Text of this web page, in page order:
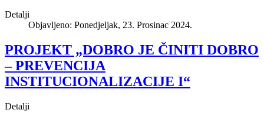
Detalji
Objavljeno: Ponedjeljak, 23. Prosinac 2024.
PROJEKT „DOBRO JE ČINITI DOBRO
– PREVENCIJA
INSTITUCIONALIZACIJE I“
Detalji